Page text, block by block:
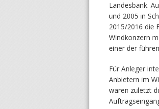
Landesbank.
und 2005 in
2015/2016 die
Windkonzern
einer der
Für Anleger
Anbietern im
waren zuletzt